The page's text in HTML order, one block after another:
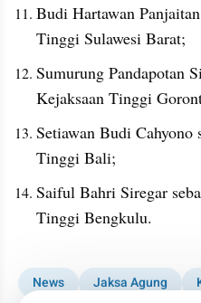
Budi Hartawan
Tinggi Sulawesi Barat;
Sumurung Pandapotan
Kejaksaan Tinggi
Setiawan Budi Cahyono
Tinggi Bali;
Saiful Bahri Siregar
Tinggi Bengkulu.
News Jaksa Agung